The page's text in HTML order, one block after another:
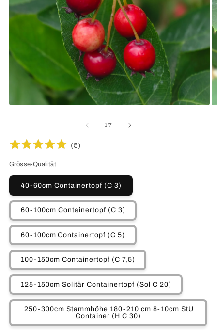
1/von
7
(5)
Grösse-Qualität
40-60cm Containertopf (C 3)
60-100cm Containertopf (C 3)
60-100cm Containertopf (C 5)
100-150cm Containertopf (C 7,5)
125-150cm Solitär Containertopf (Sol C 20)
250-300cm Stammhöhe 180-210 cm 8-10cm StU
Container (H C 30)